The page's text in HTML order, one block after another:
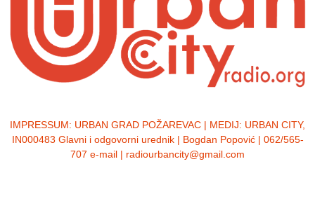
IMPRESSUM: URBAN GRAD POŽAREVAC | MEDIJ: URBAN CITY,
IN000483 Glavni i odgovorni urednik | Bogdan Popović | 062/565-
707 e-mail | radiourbancity@gmail.com